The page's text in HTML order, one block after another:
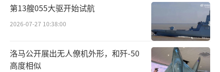
第13艘055大驱开始试航
2026-07-27 10:38:00
洛马公开展出无人僚机外形，和歼-50
高度相似